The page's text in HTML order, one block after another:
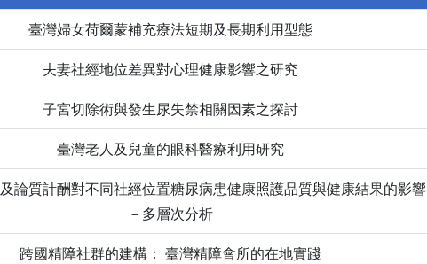
臺灣婦女荷爾蒙補充療法短期及長期利用型態
夫妻社經地位差異對心理健康影響之研究
子宮切除術與發生尿失禁相關因素之探討
臺灣老人及兒童的眼科醫療利用研究
論質計酬對不同社經位置糖尿病患健康照護品質與健康結果的影響
－多層次分析
跨國精障社群的建構： 臺灣精障會所的在地實踐